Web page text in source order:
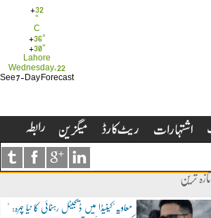
+32
°
C
+36°
+30°
Lahore
Wednesday, 22
See 7-Day Forecast
تازہ ترین
"معاویہ"کینیڈا میں ڈیجیٹل رہنمائی کا نیا چہرہ: